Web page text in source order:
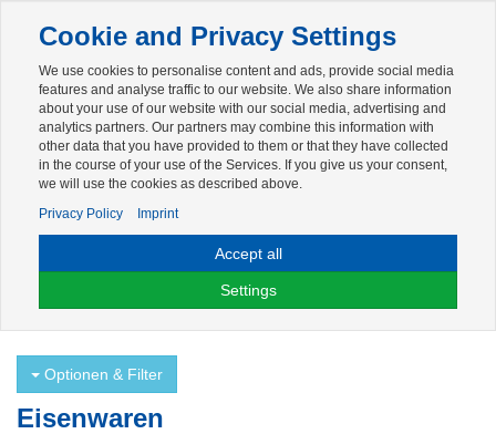
Zur mobilen Kompaktversion (Login erforderlich)
Toggle
navigation
Für weitere Artikelinformationen melden Sie sich bitte am System an.
Zur Anmeldung
Bestellungen für Privatkunden erfolgen ausschließlich per E-Mail an:
webshop@luechau.de
Optionen & Filter
Eisenwaren
Cookie and Privacy Settings
We use cookies to personalise content and ads, provide social media
features and analyse traffic to our website. We also share information
about your use of our website with our social media, advertising and
analytics partners. Our partners may combine this information with
other data that you have provided to them or that they have collected
in the course of your use of the Services. If you give us your consent,
we will use the cookies as described above.
Privacy Policy
Imprint
Accept all
Settings